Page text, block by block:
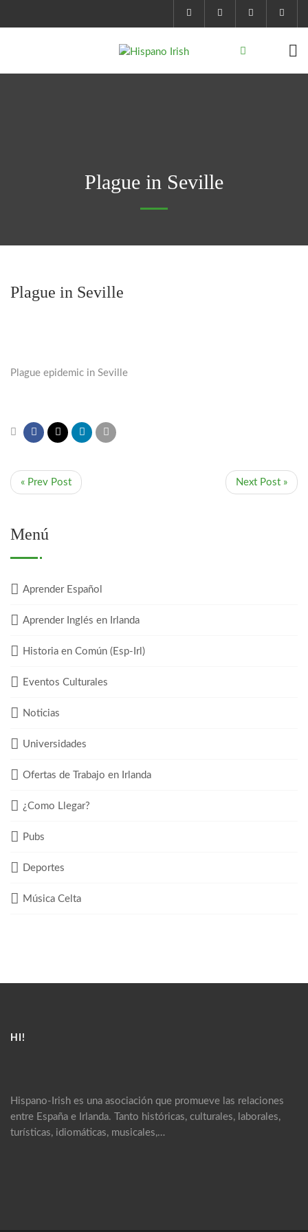
Plague in Seville
Plague in Seville
Plague epidemic in Seville
« Prev Post Next Post »
Menú
Aprender Español
Aprender Inglés en Irlanda
Historia en Común (Esp-Irl)
Eventos Culturales
Noticias
Universidades
Ofertas de Trabajo en Irlanda
¿Como Llegar?
Pubs
Deportes
Música Celta
HI!
Hispano-Irish es una asociación que promueve las relaciones
entre España e Irlanda. Tanto históricas, culturales, laborales,
turísticas, idiomáticas, musicales,…